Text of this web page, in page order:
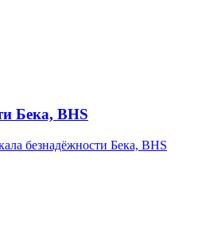
Бека, BHS
безнадёжности Бека, BHS